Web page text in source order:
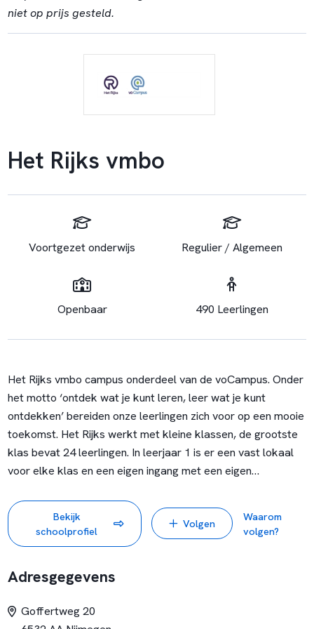
niet op prijs gesteld.
Het Rijks vmbo
Voortgezet onderwijs Regulier / Algemeen
Openbaar 490 Leerlingen
Het Rijks vmbo campus onderdeel van de voCampus. Onder
het motto ‘ontdek wat je kunt leren, leer wat je kunt
ontdekken’ bereiden onze leerlingen zich voor op een mooie
toekomst. Het Rijks werkt met kleine klassen, de grootste
klas bevat 24 leerlingen. In leerjaar 1 is er een vast lokaal
voor elke klas en een eigen ingang met een eigen
gezien en gekend wordt. Onderwijs en ondersteuning gaan
op Het Rijks hand in hand en we investeren in preventie.
Daarin schuilt de kracht van een prettige leer- en
‘Ontdek wat je kunt leren, leer wat je kunt ontdekken’ geldt
Het Rijks investeert in een goede relatie met de omgeving,
Bekijk
schoolprofiel
Volgen
Waarom
volgen?
Adresgegevens
Goffertweg 20